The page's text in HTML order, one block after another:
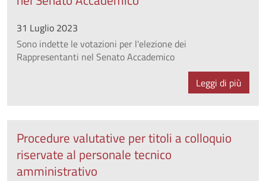
31 Luglio 2023
Sono indette le votazioni per l'elezione dei
Rappresentanti nel Senato Accademico
Leggi di più
Procedure valutative per titoli a colloquio
riservate al personale tecnico
amministrativo